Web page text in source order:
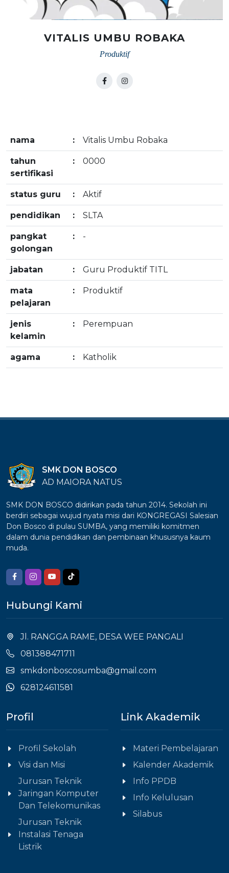
VITALIS UMBU ROBAKA
Produktif
nama : Vitalis Umbu Robaka
tahun
sertifikasi
: 0000
status guru : Aktif
pendidikan : SLTA
pangkat
golongan
: -
jabatan : Guru Produktif TITL
mata
pelajaran
: Produktif
jenis
kelamin
: Perempuan
agama : Katholik
SMK DON BOSCO
AD MAIORA NATUS
SMK DON BOSCO didirikan pada tahun 2014. Sekolah ini
berdiri sebagai wujud nyata misi dari KONGREGASI Salesian
Don Bosco di pulau SUMBA, yang memiliki komitmen
dalam dunia pendidikan dan pembinaan khususnya kaum
muda.
Hubungi Kami
Jl. RANGGA RAME, DESA WEE PANGALI
081388471711
smkdonboscosumba@gmail.com
628124611581
Profil
Profil Sekolah
Visi dan Misi
Jurusan Teknik
Jaringan Komputer
Dan Telekomunikas
Jurusan Teknik
Instalasi Tenaga
Listrik
Link Akademik
Materi Pembelajaran
Kalender Akademik
Info PPDB
Info Kelulusan
Silabus